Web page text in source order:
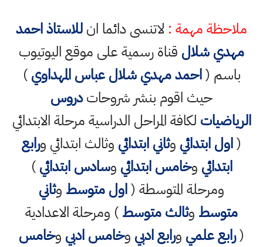
ملاحظة مهمة : لاتنسى دائما انللاستاذ احمد
مهدي شلال قناة رسمية على موقع اليوتيوب
باسم (احمد مهدي شلال عباس المهداوي)
حيث اقوم بنشر شروحاتدروس
الرياضيات لكافة المراحل الدراسية مرحلة الابتدائي
(اول ابتدائي وثاني ابتدائي وثالث ابتدائي ورابع
ابتدائي وخامس ابتدائي وسادس ابتدائي)
ومرحلة المتوسطة (اول متوسط وثاني
متوسط وثالث متوسط) ومرحلة الاعدادية
(رابع علمي ورابع ادبي وخامس ادبي وخامس